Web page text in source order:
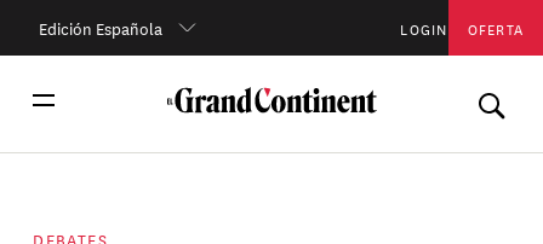
Edición Española LOGIN OFERTA
DEBATES